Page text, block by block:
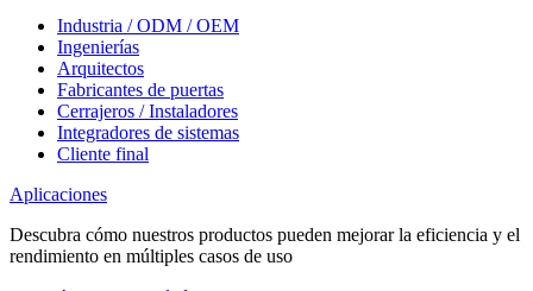
Industria / ODM / OEM
Ingenierías
Arquitectos
Fabricantes de puertas
Cerrajeros / Instaladores
Integradores de sistemas
Cliente final
Aplicaciones
Descubra cómo nuestros productos pueden mejorar la eficiencia y el
rendimiento en múltiples casos de uso